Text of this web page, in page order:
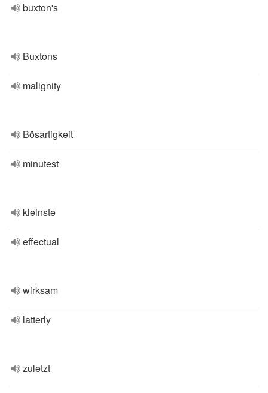
buxton's
Buxtons
malignity
Bösartigkeit
minutest
kleinste
effectual
wirksam
latterly
zuletzt